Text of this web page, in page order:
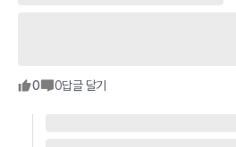
0 0답글 달기